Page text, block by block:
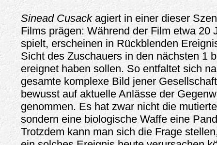
Sinead Cusackagiert in einer dieser
Films prägen: Während der Film etwa 20
spielt, erscheinen in Rückblenden
Sicht des Zuschauers in den nächsten 1
ereignet haben sollen. So entfaltet sich
gesamte komplexe Bild jener
bewusst auf aktuelle Anlässe der
genommen. Es hat zwar nicht die
sondern eine biologische Waffe eine
Trotzdem kann man sich die Frage